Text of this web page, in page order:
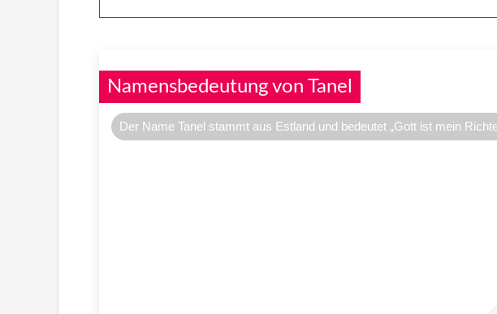
Namensbedeutung von Tanel
Der Name Tanel stammt aus Estland und bedeutet „Gott ist mein